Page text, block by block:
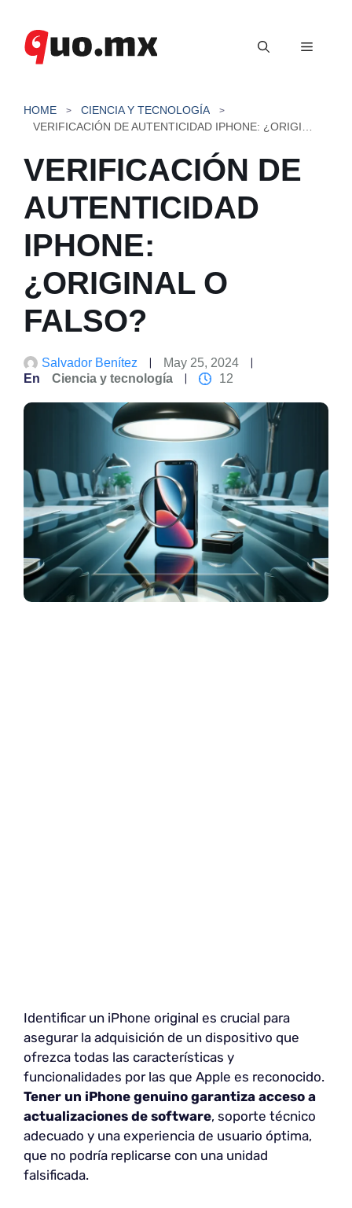
contenido
Menú
HOME
CIENCIA Y TECNOLOGÍA
VERIFICACIÓN DE
AUTENTICIDAD
IPHONE:
¿ORIGINAL O
FALSO?
Salvador Benítez
May 25, 2024
En
Ciencia y tecnología 12
Identificar un iPhone original es crucial para
asegurar la adquisición de un dispositivo que
ofrezca todas las características y
funcionalidades por las que Apple es reconocido.
Tener un iPhone genuino garantiza acceso a
actualizaciones de software, soporte técnico
adecuado y una experiencia de usuario óptima,
que no podría replicarse con una unidad
falsificada.